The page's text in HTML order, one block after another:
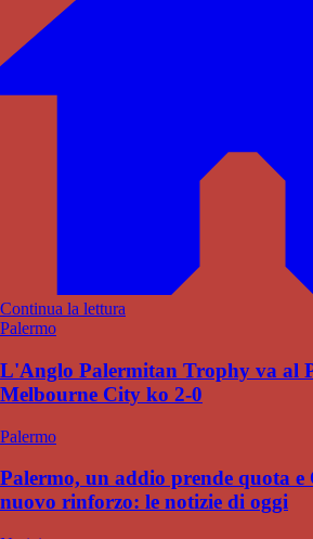
Continua la lettura
Palermo
L'Anglo Palermitan Trophy va al
Melbourne City ko 2-0
Palermo
Palermo, un addio prende quota
nuovo rinforzo: le notizie di oggi